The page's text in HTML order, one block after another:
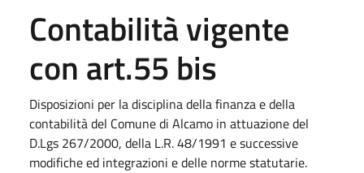
Contabilità vigente
con art.55 bis
Disposizioni per la disciplina della finanza e della
contabilità del Comune di Alcamo in attuazione del
D.Lgs 267/2000, della L.R. 48/1991 e successive
modifiche ed integrazioni e delle norme statutarie.